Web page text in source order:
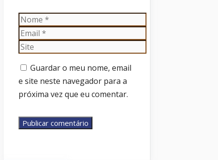
Nome
Email
Site
Guardar o meu nome, email
e site neste navegador para a
próxima vez que eu comentar.